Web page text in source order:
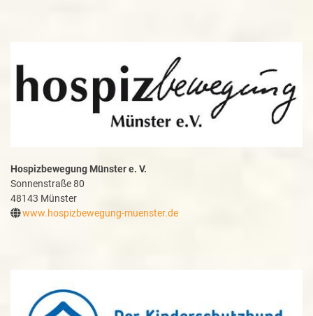
Hospizbewegung Münster e. V.
Sonnenstraße 80
48143 Münster
www.hospizbewegung-muenster.de